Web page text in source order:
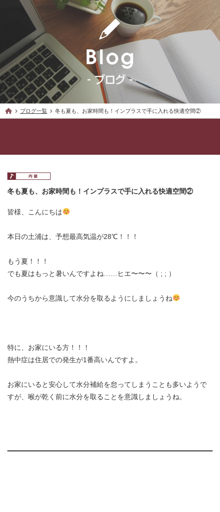
ブログ一覧 冬も夏も、お家時間も！インプラスで手に入れる快適空間②
冬も夏も、お家時間も！インプラスで手に入れる快適空間②
皆様、こんにちは
本日の土浦は、予想最高気温が28℃！！！
もう夏！！！
でも夏はもっと暑いんですよね……ヒエ〜〜〜（ ; ; ）
今のうちから意識して水分を取るようにしましょうね
特に、お家にいる方！！！
熱中症は住居での発生が1番高いんですよ。
お家にいると安心して水分補給を怠ってしまうことも多いようで
すが、喉が乾く前に水分を取ることを意識しましょうね。